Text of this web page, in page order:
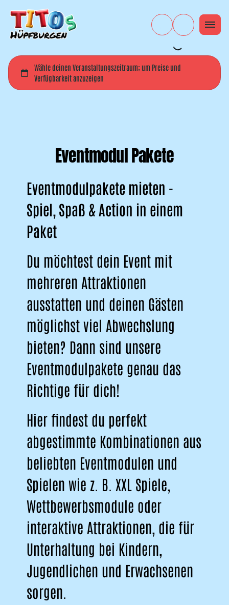
Eventmodul Pakete
Eventmodulpakete mieten -
Spiel, Spaß & Action in einem
Paket
Du möchtest dein Event mit
mehreren Attraktionen
ausstatten und deinen Gästen
möglichst viel Abwechslung
bieten? Dann sind unsere
Eventmodulpakete genau das
Richtige für dich!
Hier findest du perfekt
abgestimmte Kombinationen aus
beliebten Eventmodulen und
Spielen wie z. B. XXL Spiele,
Wettbewerbsmodule oder
interaktive Attraktionen, die für
Unterhaltung bei Kindern,
Jugendlichen und Erwachsenen
sorgen.